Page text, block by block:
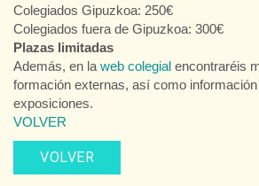
Colegiados Gipuzkoa: 250€
Colegiados fuera de Gipuzkoa: 300€
Plazas limitadas
Además, en la web colegial encontraréis
formación externas, así como
exposiciones.
VOLVER
VOLVER